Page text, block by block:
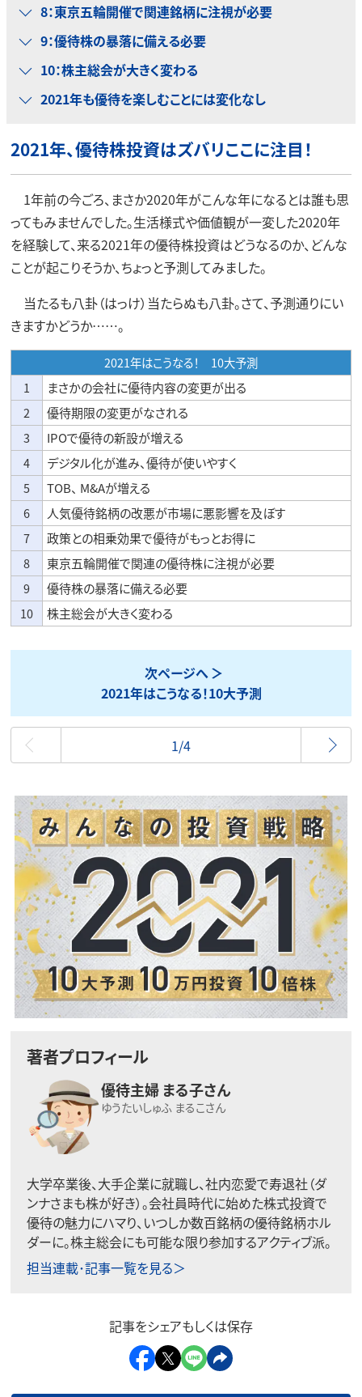
8：東京五輪開催で関連銘柄に注視が必要
9：優待株の暴落に備える必要
10：株主総会が大きく変わる
2021年も優待を楽しむことには変化なし
2021年、優待株投資はズバリここに注目！
1年前の今ごろ、まさか2020年がこんな年になるとは誰も思
ってもみませんでした。生活様式や価値観が一変した2020年
を経験して、来る2021年の優待株投資はどうなるのか、どんな
ことが起こりそうか、ちょっと予測してみました。
当たるも八卦（はっけ）当たらぬも八卦。さて、予測通りにい
きますかどうか……。
2021年はこうなる！ 10大予測
1
まさかの会社に優待内容の変更が出る
2
優待期限の変更がなされる
3
IPOで優待の新設が増える
4
デジタル化が進み、優待が使いやすく
5
TOB、 M&Aが増える
6
人気優待銘柄の改悪が市場に悪影響を及ぼす
7
政策との相乗効果で優待がもっとお得に
8
東京五輪開催で関連の優待株に注視が必要
9
優待株の暴落に備える必要
10
株主総会が大きく変わる
次ページへ
2021年はこうなる！10大予測
最初
1/4
著者プロフィール
優待主婦 まる子さん
ゆうたいしゅふ まるこさん
大学卒業後、大手企業に就職し、社内恋愛で寿退社（ダ
ンナさまも株が好き）。会社員時代に始めた株式投資で
優待の魅力にハマり、いつしか数百銘柄の優待銘柄ホル
ダーに。株主総会にも可能な限り参加するアクティブ派。
担当連載･記事一覧を見る＞
記事をシェアもしくは保存